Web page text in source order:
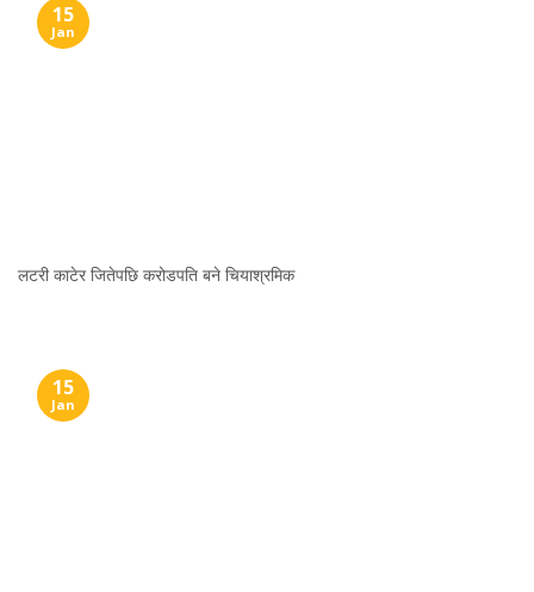
लटरी काटेर जितेपछि करोडपति बने चियाश्रमिक
15
Jan
15
Jan